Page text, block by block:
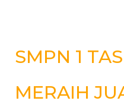
SMPN 1
MERAIH